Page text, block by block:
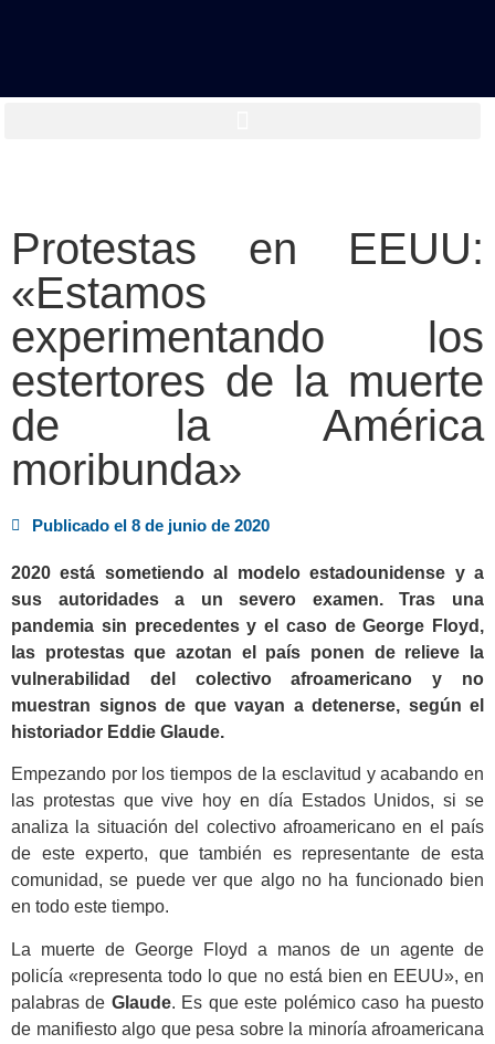
Protestas en EEUU:
«Estamos
experimentando los
estertores de la muerte
de la América
moribunda»
Publicado el 8 de junio de 2020
2020 está sometiendo al modelo estadounidense y a
sus autoridades a un severo examen. Tras una
pandemia sin precedentes y el caso de George Floyd,
las protestas que azotan el país ponen de relieve la
vulnerabilidad del colectivo afroamericano y no
muestran signos de que vayan a detenerse, según el
historiador Eddie Glaude.
Empezando por los tiempos de la esclavitud y acabando en
las protestas que vive hoy en día Estados Unidos, si se
analiza la situación del colectivo afroamericano en el país
de este experto, que también es representante de esta
comunidad, se puede ver que algo no ha funcionado bien
en todo este tiempo.
La muerte de George Floyd a manos de un agente de
policía «representa todo lo que no está bien en EEUU», en
palabras de Glaude. Es que este polémico caso ha puesto
de manifiesto algo que pesa sobre la minoría afroamericana